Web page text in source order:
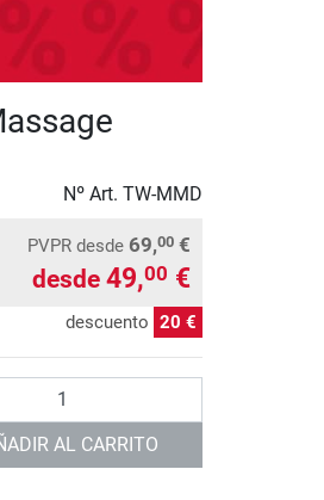
Nº Art. TW-MMD
PVPR desde 69,00 €
desde 49,00 €
descuento 20 €
AL CARRITO